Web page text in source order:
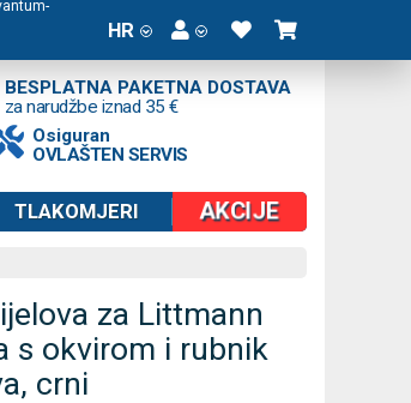
HR
BESPLATNA PAKETNA DOSTAVA
za narudžbe iznad 35 €
Osiguran
OVLAŠTEN SERVIS
TLAKOMJERI AKCIJE
za Littmann
s okvirom i rubnik
crni